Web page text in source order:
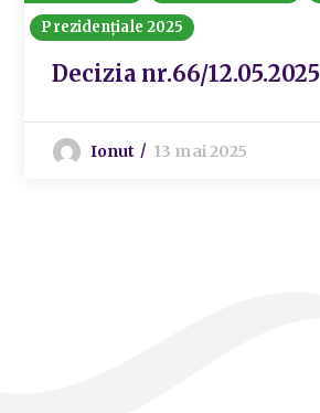
Prezidențiale 2025
Decizia nr.66/12.05.2025
Ionut 13 mai 2025